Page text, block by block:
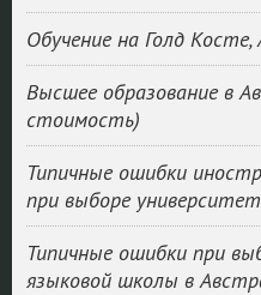
Обучение на Голд
Высшее образование в
стоимость)
Типичные ошибки
при выборе
Типичные ошибки при
языковой школы в